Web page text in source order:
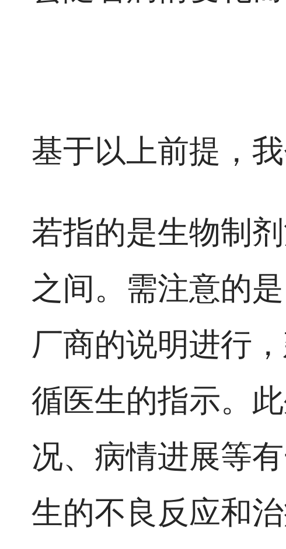
基于以上前提，
若指的是生物制
之间。需注意的
厂商的说明进行
循医生的指示。
况、病情进展等
生的不良反应和